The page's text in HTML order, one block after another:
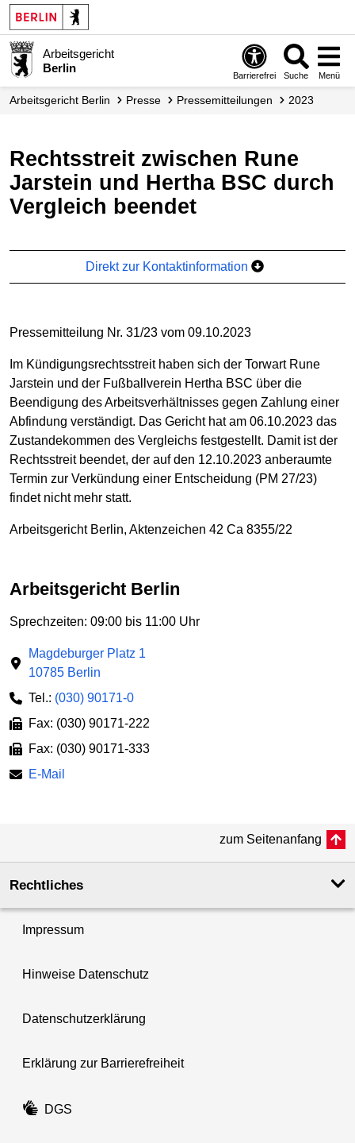
Arbeitsgericht
Berlin
Barrierefrei Suche Menü
Arbeitsgericht Berlin Presse Presse­mitteilungen 2023
Rechtsstreit zwischen Rune
Jarstein und Hertha BSC durch
Vergleich beendet
Direkt zur Kontaktinformation
Pressemitteilung Nr. 31/23 vom 09.10.2023
Im Kündigungsrechtsstreit haben sich der Torwart Rune
Jarstein und der Fußballverein Hertha BSC über die
Beendigung des Arbeitsverhältnisses gegen Zahlung einer
Abfindung verständigt. Das Gericht hat am 06.10.2023 das
Zustandekommen des Vergleichs festgestellt. Damit ist der
Rechtsstreit beendet, der auf den 12.10.2023 anberaumte
Termin zur Verkündung einer Entscheidung (PM 27/23)
findet nicht mehr statt.
Arbeitsgericht Berlin, Aktenzeichen 42 Ca 8355/22
Arbeitsgericht Berlin
Sprechzeiten: 09:00 bis 11:00 Uhr
Magdeburger Platz 1
10785 Berlin
Tel.: (030) 90171-0
Fax: (030) 90171-222
Fax: (030) 90171-333
E-Mail
zum Seitenanfang
Rechtliches
Impressum
Hinweise Datenschutz
Datenschutzerklärung
Erklärung zur Barrierefreiheit
DGS